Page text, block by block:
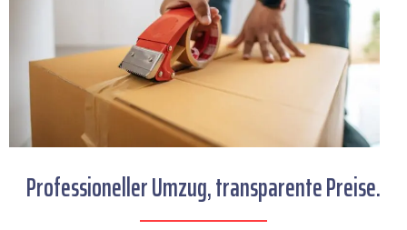
Professioneller Umzug, transparente Preise.